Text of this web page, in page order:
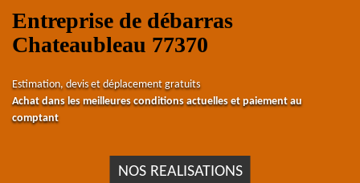
Entreprise de débarras
Chateaubleau 77370
Estimation, devis et déplacement gratuits
Achat dans les meilleures conditions actuelles et paiement au
comptant
NOS REALISATIONS